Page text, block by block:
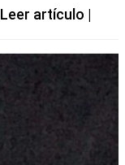
Leer artículo